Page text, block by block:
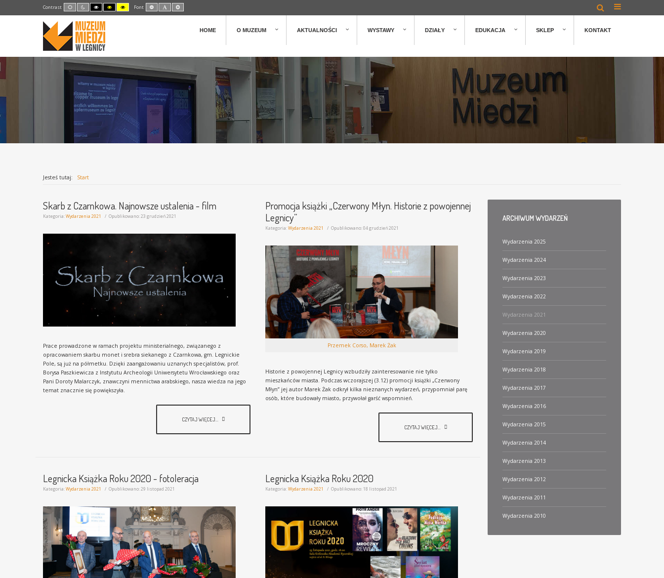
Contrast Default
mode
Night
mode
High
Contrast
Black
White
mode
High
Contrast
Black
High
Contrast
Yellow
Font Set
Smaller
Font
Default
Font
Set
Larger
Font
HOME O MUZEUM AKTUALNOŚCI WYSTAWY DZIAŁY EDUKACJA SKLEP KONTAKT
Jesteś tutaj: Start
Skarb z Czarnkowa. Najnowsze ustalenia - film
Kategoria:Wydarzenia 2021 Opublikowano: 23 grudzień 2021
Prace prowadzone w ramach projektu ministerialnego, związanego z
opracowaniem skarbu monet i srebra siekanego z Czarnkowa, gm. Legnickie
Pole, są już na półmetku. Dzięki zaangażowaniu uznanych specjalistów, prof.
Borysa Paszkiewicza z Instytutu Archeologii Uniwersytetu Wrocławskiego oraz
Pani Doroty Malarczyk, znawczyni mennictwa arabskiego, nasza wiedza na jego
temat znacznie się powiększyła.
CZYTAJ WIĘCEJ...
Promocja książki „Czerwony Młyn. Historie z powojennej
Legnicy”
Kategoria:Wydarzenia 2021 Opublikowano: 04 grudzień 2021
Przemek Corso, Marek Żak
Historie z powojennej Legnicy wzbudziły zainteresowanie nie tylko
mieszkańców miasta. Podczas wczorajszej (3.12) promocji książki „Czerwony
Młyn” jej autor Marek Żak odkrył kilka nieznanych wydarzeń, przypomniał parę
osób, które budowały miasto, przywołał garść wspomnień.
CZYTAJ WIĘCEJ...
Legnicka Książka Roku 2020 - fotoleracja
Kategoria:Wydarzenia 2021 Opublikowano: 29 listopad 2021
Legnicka Książka Roku 2020
Kategoria:Wydarzenia 2021 Opublikowano: 18 listopad 2021
ARCHIWUM WYDARZEŃ
Wydarzenia 2025
Wydarzenia 2024
Wydarzenia 2023
Wydarzenia 2022
Wydarzenia 2021
Wydarzenia 2020
Wydarzenia 2019
Wydarzenia 2018
Wydarzenia 2017
Wydarzenia 2016
Wydarzenia 2015
Wydarzenia 2014
Wydarzenia 2013
Wydarzenia 2012
Wydarzenia 2011
Wydarzenia 2010